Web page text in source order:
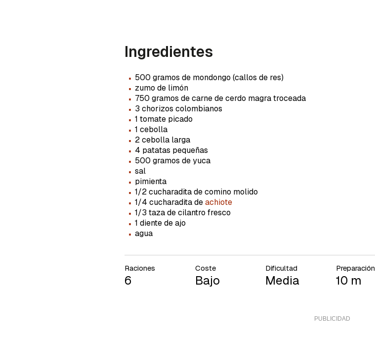
Guardar como favorito
Ingredientes
· 500 gramos de mondongo (callos de res)
· zumo de limón
· 750 gramos de carne de cerdo magra troceada
· 3 chorizos colombianos
· 1 tomate picado
· 1 cebolla
· 2 cebolla larga
· 4 patatas pequeñas
· 500 gramos de yuca
· sal
· pimienta
· 1/2 cucharadita de comino molido
· 1/4 cucharadita deachiote
· 1/3 taza de cilantro fresco
· 1 diente de ajo
· agua
Raciones
6
Coste
Bajo
Dificultad
Media
Preparación
10 m